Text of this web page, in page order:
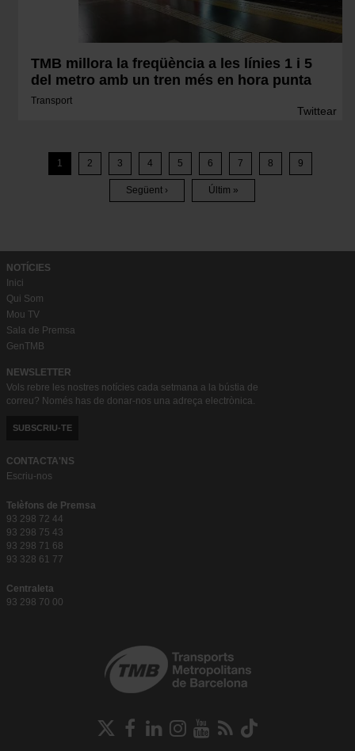
TMB millora la freqüència a les línies 1 i 5
del metro amb un tren més en hora punta
Transport
Twittear
Paginació
1 Pàgina
2 Pàgina
3 Pàgina
4 Pàgina
5 Pàgina
6 Pàgina
7 Pàgina
8 9
Pàgina
Següent ›
Última
Últim »
NOTÍCIES
Inici
Qui Som
Mou TV
Sala de Premsa
GenTMB
NEWSLETTER
Vols rebre les nostres notícies cada setmana a la bústia de
correu? Només has de donar-nos una adreça electrònica.
SUBSCRIU-TE
CONTACTA'NS
Escriu-nos
Telèfons de Premsa
93 298 72 44
93 298 75 43
93 298 71 68
93 328 61 77
Centraleta
93 298 70 00